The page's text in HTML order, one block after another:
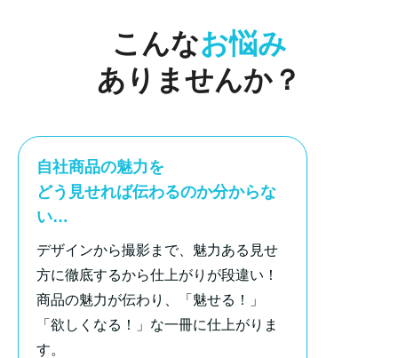
こんなお悩み
ありませんか？
自社商品の魅力を
どう見せれば伝わるのか分からな
い…
デザインから撮影まで、魅力ある見せ
方に徹底するから仕上がりが段違い！
商品の魅力が伝わり、「魅せる！」
「欲しくなる！」な一冊に仕上がりま
す。